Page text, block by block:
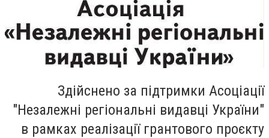
Здійснено за підтримки Асоціації
"Незалежні регіональні видавці України"
в рамках реалізації грантового проєкту